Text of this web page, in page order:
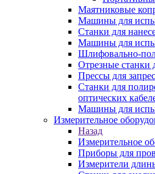
Маятниковые
Машины для
Станки для
Машины для
Шлифовально-
Отрезные станки
Прессы для
Станки для
оптических
Машины для
Измерительное
Назад
Измерительное
Приборы для
Измерители